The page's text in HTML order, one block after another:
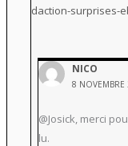
daction-surprises-
NICO
8
@Josick, merci
lu.